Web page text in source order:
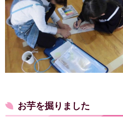
お芋を掘りました